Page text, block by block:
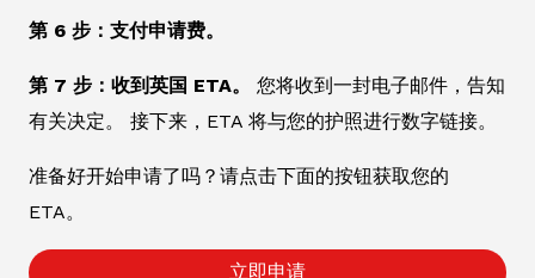
第 6 步：支付申请费。
第 7 步：收到英国 ETA。
您将收到一封电子邮件，告知
有关决定。 接下来，ETA 将与您的护照进行数字链接。
准备好开始申请了吗？请点击下面的按钮获取您的
ETA。
立即申请